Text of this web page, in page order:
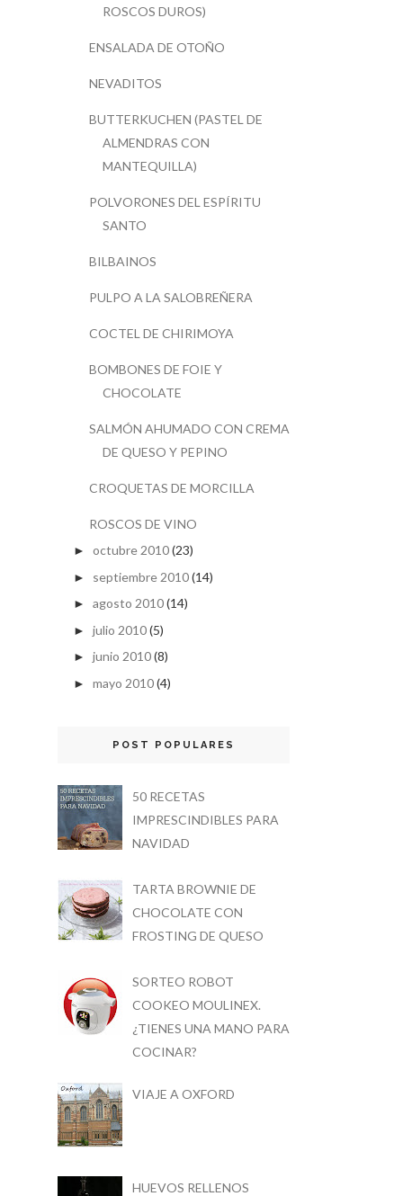
ROSCOS DUROS)
ENSALADA DE OTOÑO
NEVADITOS
BUTTERKUCHEN (PASTEL DE
ALMENDRAS CON
MANTEQUILLA)
POLVORONES DEL ESPÍRITU
SANTO
BILBAINOS
PULPO A LA SALOBREÑERA
COCTEL DE CHIRIMOYA
BOMBONES DE FOIE Y
CHOCOLATE
SALMÓN AHUMADO CON CREMA
DE QUESO Y PEPINO
CROQUETAS DE MORCILLA
ROSCOS DE VINO
► octubre 2010(23)
► septiembre 2010(14)
► agosto 2010(14)
► julio 2010(5)
► junio 2010(8)
► mayo 2010(4)
POST POPULARES
50 RECETAS
IMPRESCINDIBLES PARA
NAVIDAD
TARTA BROWNIE DE
CHOCOLATE CON
FROSTING DE QUESO
SORTEO ROBOT
COOKEO MOULINEX.
¿TIENES UNA MANO PARA
COCINAR?
VIAJE A OXFORD
HUEVOS RELLENOS